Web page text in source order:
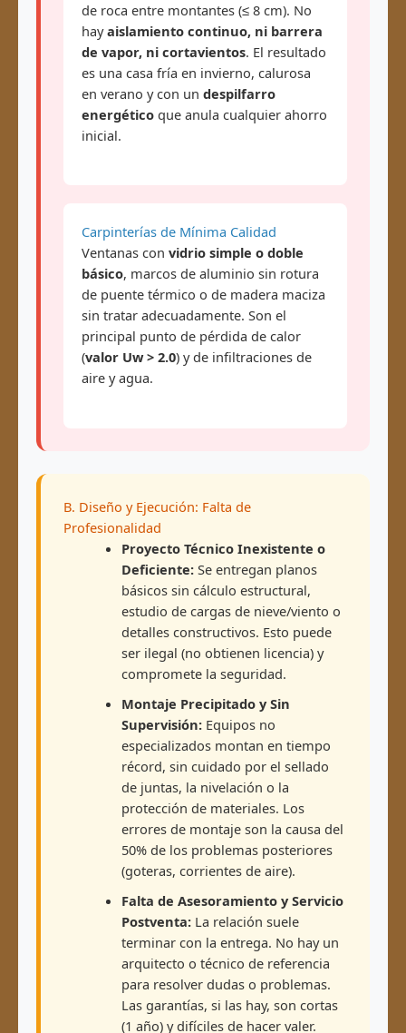
de roca entre montantes (≤ 8 cm). No
hayaislamiento continuo, ni barrera
de vapor, ni cortavientos. El resultado
es una casa fría en invierno, calurosa
en verano y con un despilfarro
energético que anula cualquier ahorro
inicial.
Carpinterías de Mínima Calidad
Ventanas con vidrio simple o doble
básico, marcos de aluminio sin rotura
de puente térmico o de madera maciza
sin tratar adecuadamente. Son el
principal punto de pérdida de calor
(valor Uw > 2.0) y de infiltraciones de
aire y agua.
B. Diseño y Ejecución: Falta de
Profesionalidad
Proyecto Técnico Inexistente o
Deficiente:Se entregan planos
básicos sin cálculo estructural,
estudio de cargas de nieve/viento o
detalles constructivos. Esto puede
ser ilegal (no obtienen licencia) y
compromete la seguridad.
Montaje Precipitado y Sin
Supervisión:Equipos no
especializados montan en tiempo
récord, sin cuidado por el sellado
de juntas, la nivelación o la
protección de materiales. Los
errores de montaje son la causa del
50% de los problemas posteriores
(goteras, corrientes de aire).
Falta de Asesoramiento y Servicio
Postventa:La relación suele
terminar con la entrega. No hay un
arquitecto o técnico de referencia
para resolver dudas o problemas.
Las garantías, si las hay, son cortas
(1 año) y difíciles de hacer valer.